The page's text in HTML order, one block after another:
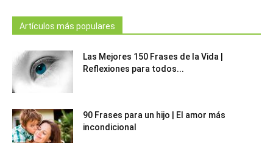
Artículos más populares
Las Mejores 150 Frases de la Vida |
Reflexiones para todos...
90 Frases para un hijo | El amor más
incondicional